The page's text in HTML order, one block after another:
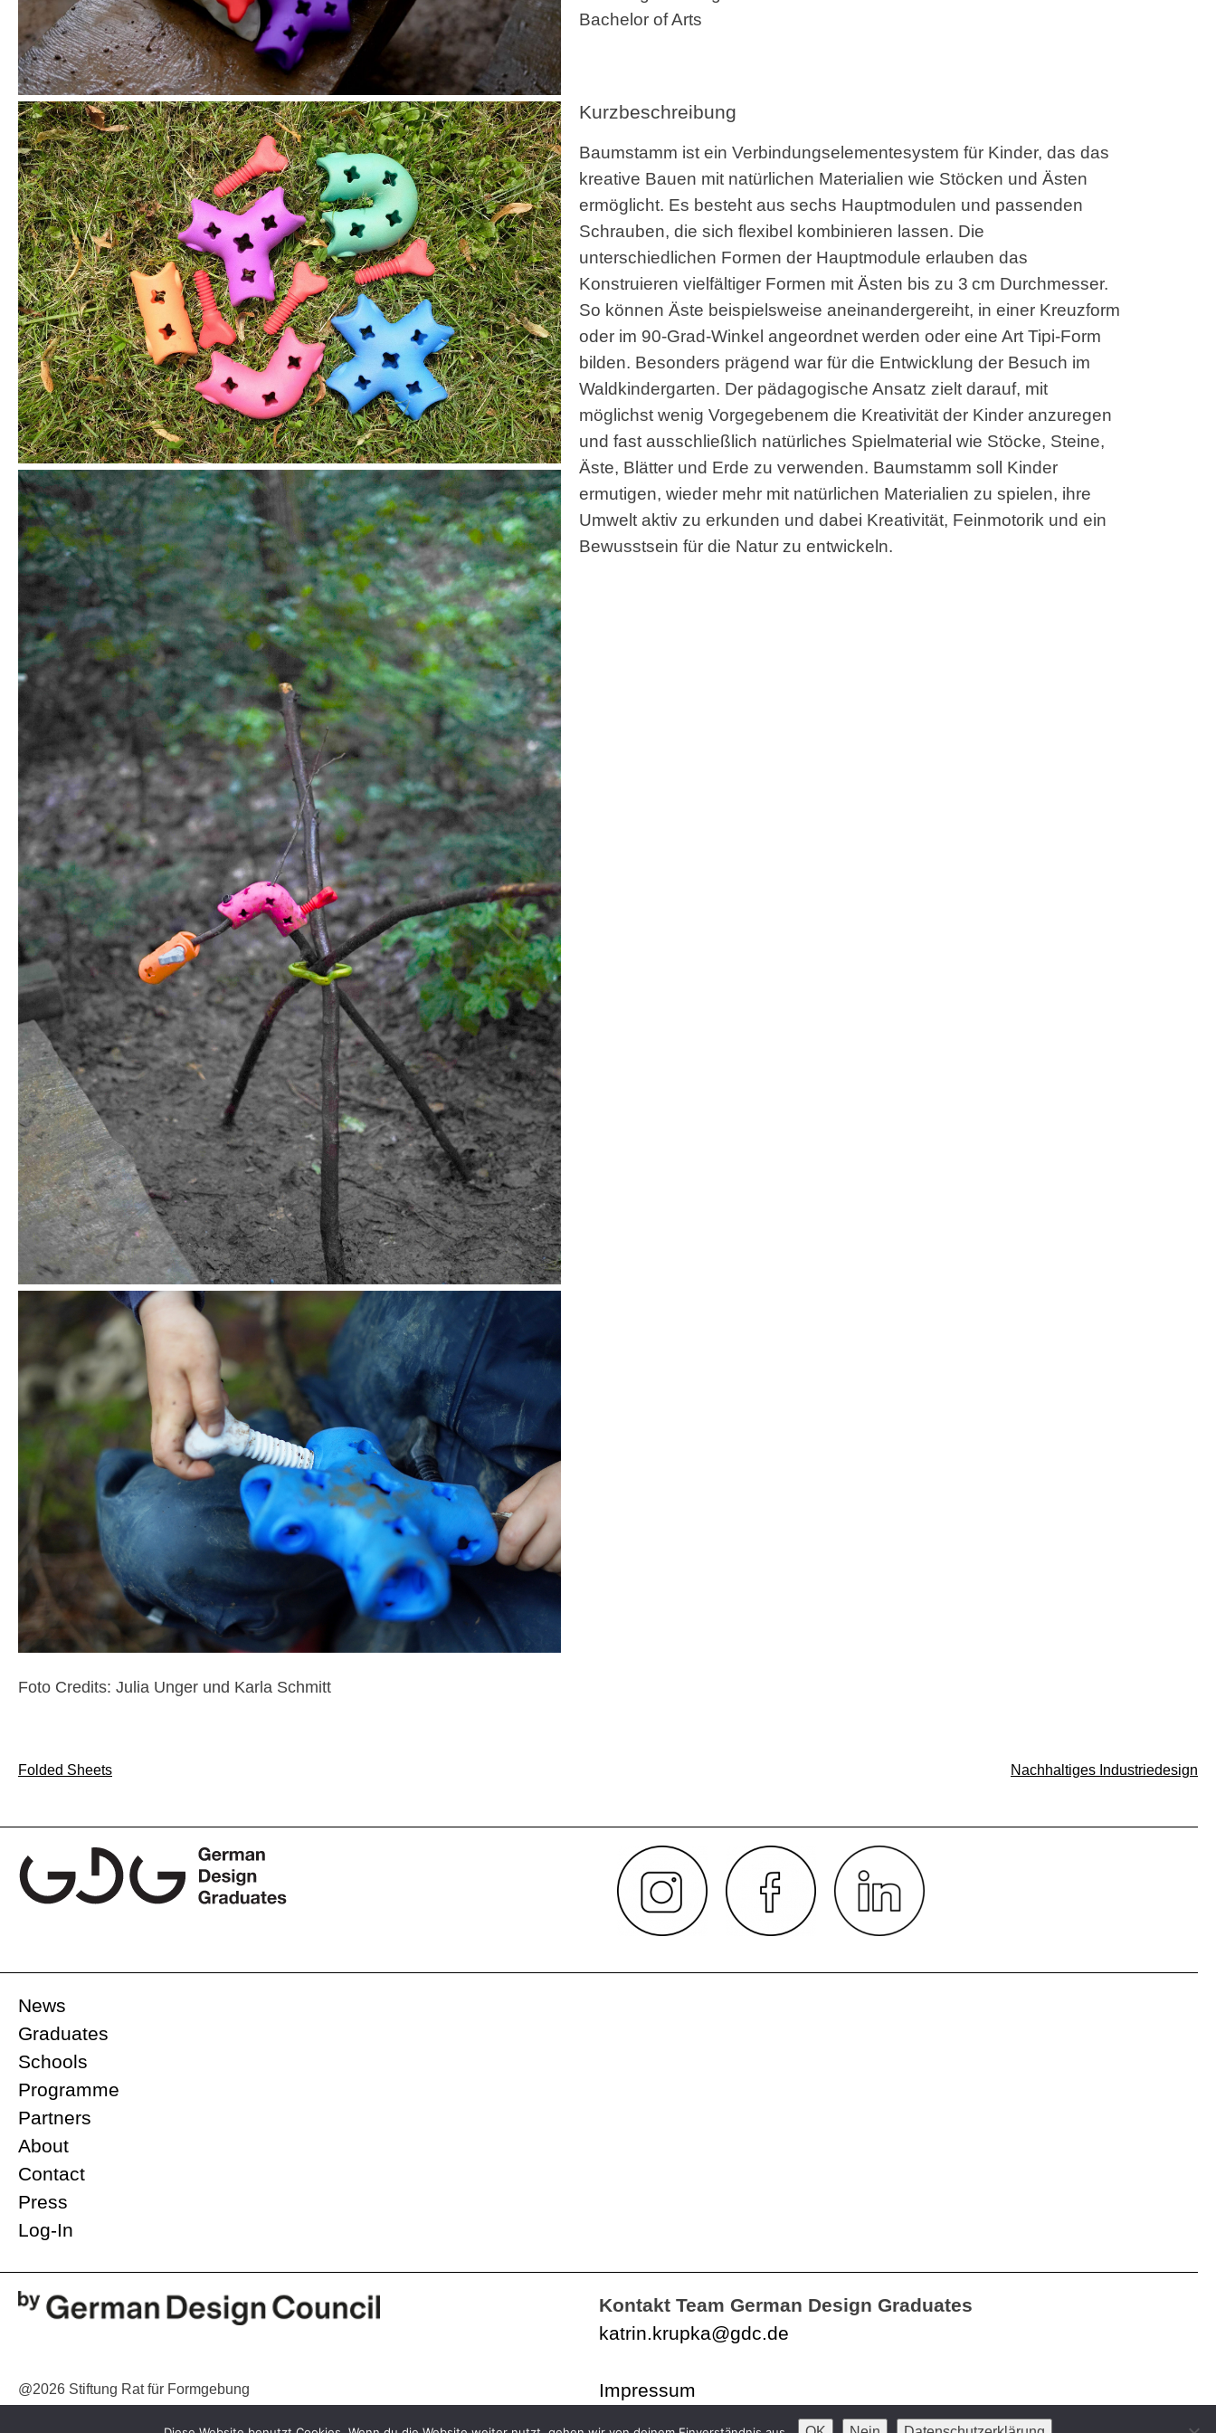
Foto Credits: Julia Unger und Karla Schmitt
Bachelor of Arts
Kurzbeschreibung
Baumstamm ist ein Verbindungselementesystem für Kinder, das das
kreative Bauen mit natürlichen Materialien wie Stöcken und Ästen
ermöglicht. Es besteht aus sechs Hauptmodulen und passenden
Schrauben, die sich flexibel kombinieren lassen. Die
unterschiedlichen Formen der Hauptmodule erlauben das
Konstruieren vielfältiger Formen mit Ästen bis zu 3 cm Durchmesser.
So können Äste beispielsweise aneinandergereiht, in einer Kreuzform
oder im 90-Grad-Winkel angeordnet werden oder eine Art Tipi-Form
bilden. Besonders prägend war für die Entwicklung der Besuch im
Waldkindergarten. Der pädagogische Ansatz zielt darauf, mit
möglichst wenig Vorgegebenem die Kreativität der Kinder anzuregen
und fast ausschließlich natürliches Spielmaterial wie Stöcke, Steine,
Äste, Blätter und Erde zu verwenden. Baumstamm soll Kinder
ermutigen, wieder mehr mit natürlichen Materialien zu spielen, ihre
Umwelt aktiv zu erkunden und dabei Kreativität, Feinmotorik und ein
Bewusstsein für die Natur zu entwickeln.
Beitragsnavigation
Folded Sheets Nachhaltiges Industriedesign
News
Graduates
Schools
Programme
Partners
About
Contact
Press
Log-In
@2026 Stiftung Rat für Formgebung
Kontakt Team German Design Graduates
katrin.krupka@gdc.de
Impressum